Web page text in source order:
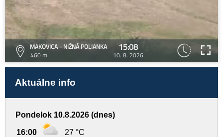
MAKOVICA - NIŽNÁ POLIANKA
460 m
15:08
10. 8. 2026
Aktuálne info
Pondelok 10.8.2026 (dnes)
16:00 27 °C